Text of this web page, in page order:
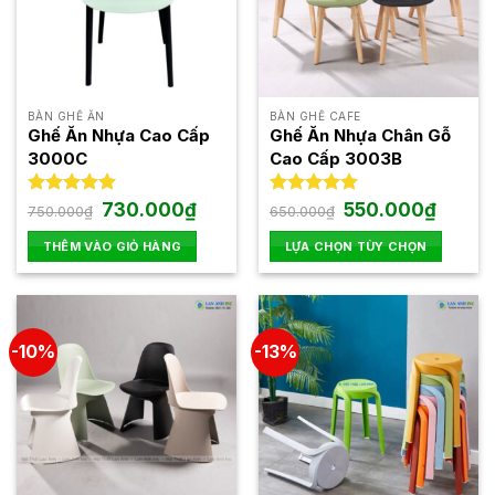
BÀN GHẾ ĂN
Ghế Ăn Nhựa Cao Cấp
3000C
Được xếp
5.00
5 sao
750.000₫ Giá
gốc
là:
750.000₫.
730.000₫Giá
hiện
tại
là:
730.000₫.
THÊM VÀO GIỎ HÀNG
BÀN GHẾ CAFE
Ghế Ăn Nhựa Chân Gỗ
Cao Cấp 3003B
Được xếp
5.00
5 sao
650.000₫ Giá
gốc
là:
650.000₫.
550.000₫Giá
hiện
tại
là:
LỰA CHỌN TÙY CHỌN
Sản
phẩm
này
có
nhiều
biến
thể.
Các
tùy
chọn
-10% -13%